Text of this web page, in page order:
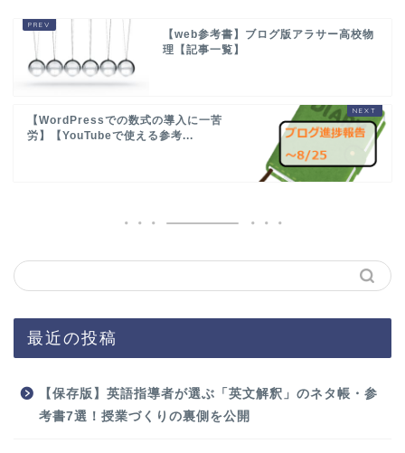
【web参考書】ブログ版アラサー高校物
理【記事一覧】
【WordPressでの数式の導入に一苦
労】【YouTubeで使える参考...
最近の投稿
【保存版】英語指導者が選ぶ「英文解釈」のネタ帳・参
考書7選！授業づくりの裏側を公開